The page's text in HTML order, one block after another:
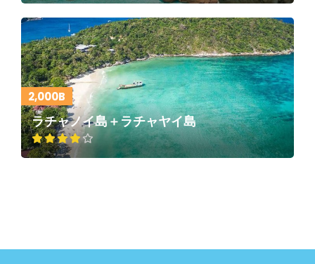
2,000B
ラチャノイ島＋ラチャヤイ島